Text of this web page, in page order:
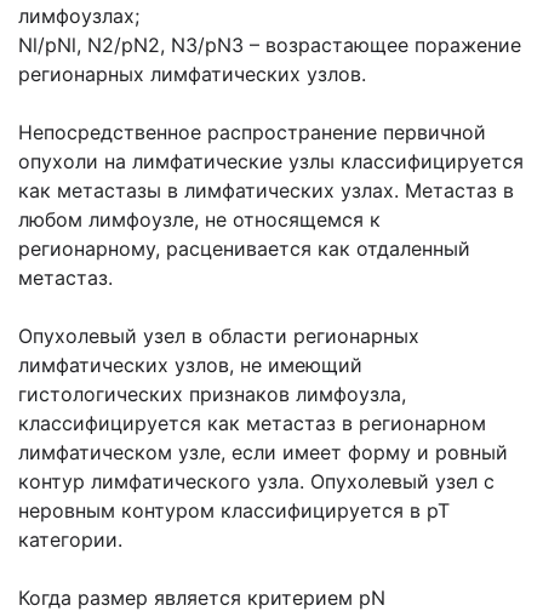
лимфоузлах;
Nl/pNl, N2/pN2, N3/pN3 – возрастающее поражение
регионарных лимфатических узлов.
Непосредственное распространение первичной
опухоли на лимфатические узлы классифицируется
как метастазы в лимфатических узлах. Метастаз в
любом лимфоузле, не относящемся к
регионарному, расценивается как отдаленный
метастаз.
Опухолевый узел в области регионарных
лимфатических узлов, не имеющий
гистологических признаков лимфоузла,
классифицируется как метастаз в регионарном
лимфатическом узле, если имеет форму и ровный
контур лимфатического узла. Опухолевый узел с
неровным контуром классифицируется в рТ
категории.
Когда размер является критерием pN